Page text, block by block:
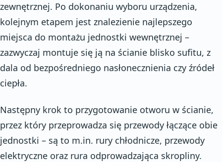
zewnętrznej. Po dokonaniu wyboru urządzenia,
kolejnym etapem jest znalezienie najlepszego
miejsca do montażu jednostki wewnętrznej –
zazwyczaj montuje się ją na ścianie blisko sufitu, z
dala od bezpośredniego nasłonecznienia czy źródeł
ciepła.
Następny krok to przygotowanie otworu w ścianie,
przez który przeprowadza się przewody łączące obie
jednostki – są to m.in. rury chłodnicze, przewody
elektryczne oraz rura odprowadzająca skropliny.